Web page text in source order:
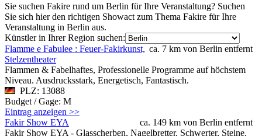
Sie suchen Fakire rund um Berlin für Ihre Veranstaltung? Suchen
Sie sich hier den richtigen Showact zum Thema Fakire für Ihre
Veranstaltung in Berlin aus.
Künstler in Ihrer Region suchen:
ca. 7 km von Berlin entfernt
Flamme e Fabulee : Feuer-Fakirkunst,
Stelzentheater
Flammen & Fabelhaftes, Professionelle Programme auf höchstem
Niveau. Ausdrucksstark, Energetisch, Fantastisch.
PLZ: 13088
Budget / Gage: M
Eintrag anzeigen >>
ca. 149 km von Berlin entfernt
Fakir Show EYA
Fakir Show EYA - Glasscherben, Nagelbretter, Schwerter, Steine,